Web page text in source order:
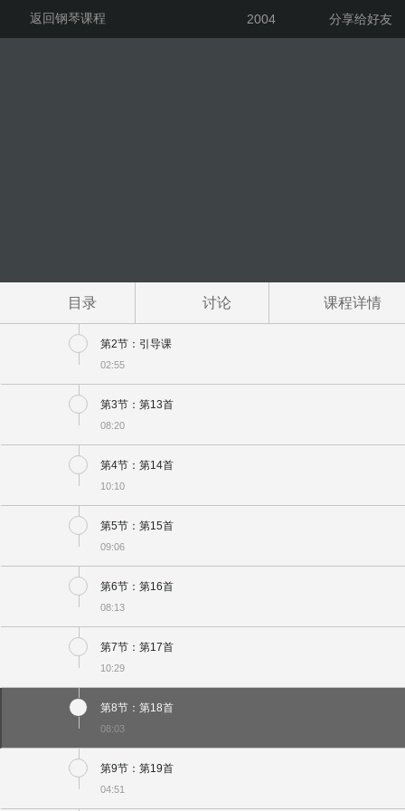
返回钢琴课程 2004 分享给好友
目录 讨论 课程详情
第2节：引导课
02:55
第3节：第13首
08:20
第4节：第14首
10:10
第5节：第15首
09:06
第6节：第16首
08:13
第7节：第17首
10:29
第8节：第18首
08:03
第9节：第19首
04:51